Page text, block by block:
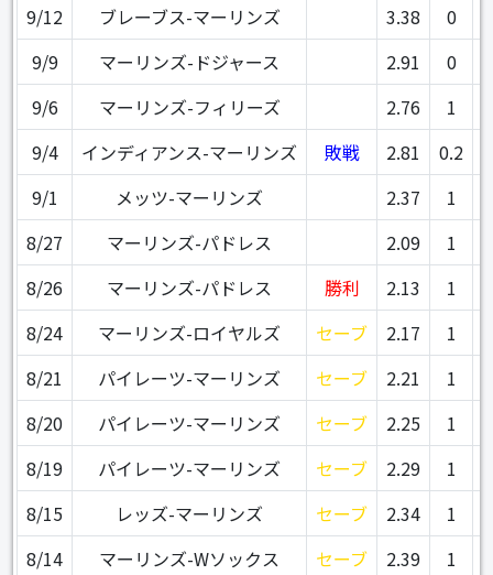
9/12
ブレーブス-マーリンズ 3.38 0
9/9
マーリンズ-ドジャース 2.91 0
9/6
マーリンズ-フィリーズ 2.76 1
9/4
インディアンス-マーリンズ 敗戦 2.81 0.2
9/1
メッツ-マーリンズ 2.37 1
8/27
マーリンズ-パドレス 2.09 1
8/26
マーリンズ-パドレス 勝利 2.13 1
8/24
マーリンズ-ロイヤルズ セーブ 2.17 1
8/21
パイレーツ-マーリンズ セーブ 2.21 1
8/20
パイレーツ-マーリンズ セーブ 2.25 1
8/19
パイレーツ-マーリンズ セーブ 2.29 1
8/15
レッズ-マーリンズ セーブ 2.34 1
8/14
マーリンズ-Wソックス セーブ 2.39 1